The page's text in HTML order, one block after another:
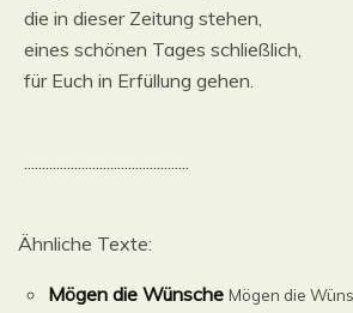
die in dieser Zeitung stehen,
eines schönen Tages schließlich,
für Euch in Erfüllung gehen.
..............................................
Ähnliche Texte:
Mögen die Wünsche Mögen die